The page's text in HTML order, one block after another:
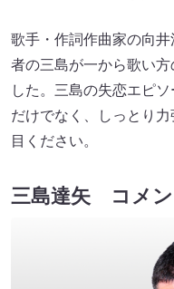
歌手・作詞作曲家の向
者の三島が一から歌い
した。三島の失恋エピ
だけでなく、しっとり
目ください。
三島達矢 コメン